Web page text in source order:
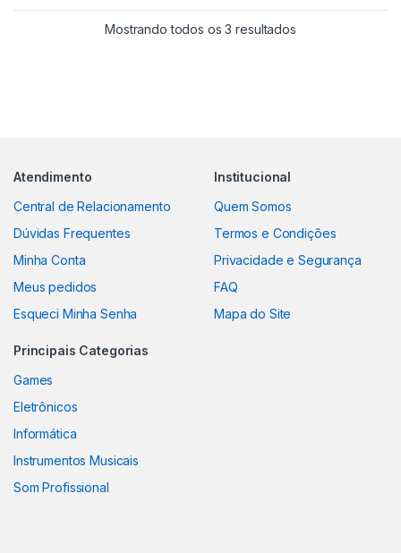
Mostrando todos os 3 resultadosClassificado por
Atendimento
Central de Relacionamento
Dúvidas Frequentes
Minha Conta
Meus pedidos
Esqueci Minha Senha
Institucional
Quem Somos
Termos e Condições
Privacidade e Segurança
FAQ
Mapa do Site
Principais Categorias
Games
Eletrônicos
Informática
Instrumentos Musicais
Som Profissional